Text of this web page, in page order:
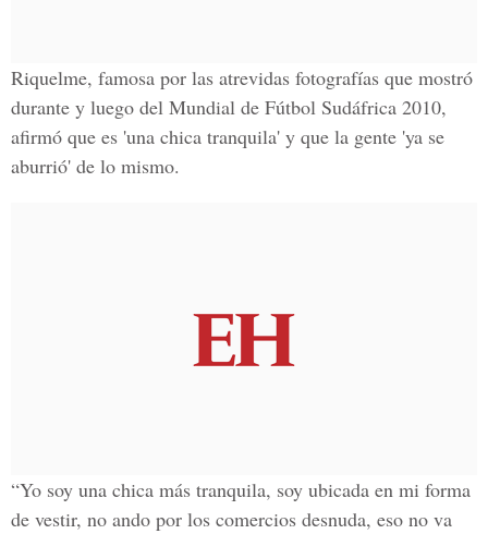
Riquelme, famosa por las atrevidas fotografías que mostró
durante y luego del Mundial de Fútbol Sudáfrica 2010,
afirmó que es 'una chica tranquila' y que la gente 'ya se
aburrió' de lo mismo.
“Yo soy una chica más tranquila, soy ubicada en mi forma
de vestir, no ando por los comercios desnuda, eso no va